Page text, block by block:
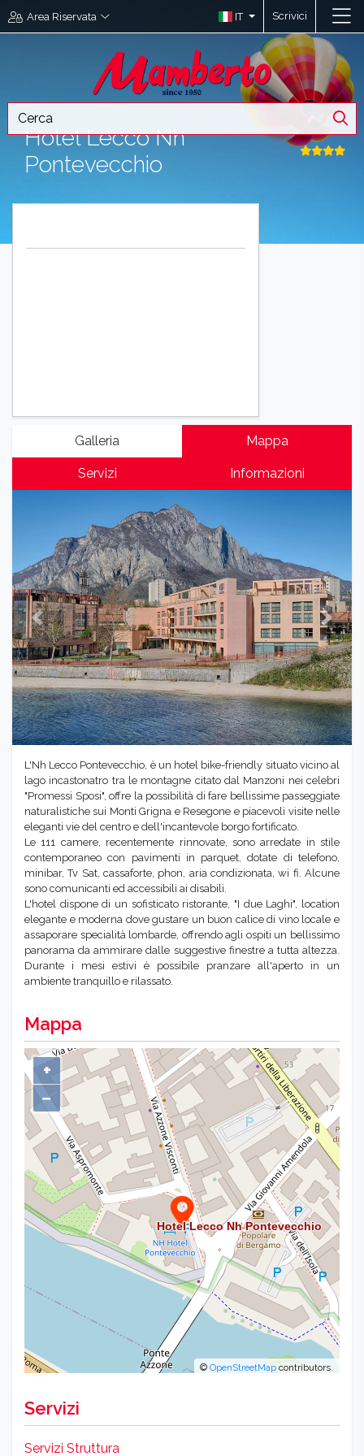
Area Riservata IT Scrivici
Hotel Lecco Nh
Pontevecchio
Galleria Mappa
Servizi Informazioni
Previous Next
L'Nh Lecco Pontevecchio, è un hotel bike-friendly situato vicino al
lago incastonatro tra le montagne citato dal Manzoni nei celebri
"Promessi Sposi", offre la possibilità di fare bellissime passeggiate
naturalistiche sui Monti Grigna e Resegone e piacevoli visite nelle
eleganti vie del centro e dell'incantevole borgo fortificato.
Le 111 camere, recentemente rinnovate, sono arredate in stile
contemporaneo con pavimenti in parquet, dotate di telefono,
minibar, Tv Sat, cassaforte, phon, aria condizionata, wi fi. Alcune
sono comunicanti ed accessibili ai disabili.
L'hotel dispone di un sofisticato ristorante, "I due Laghi", location
elegante e moderna dove gustare un buon calice di vino locale e
assaporare specialità lombarde, offrendo agli ospiti un bellissimo
panorama da ammirare dalle suggestive finestre a tutta altezza.
Durante i mesi estivi è possibile pranzare all'aperto in un
ambiente tranquillo e rilassato.
Mappa
+
−
©OpenStreetMap contributors.
Servizi
Servizi Struttura